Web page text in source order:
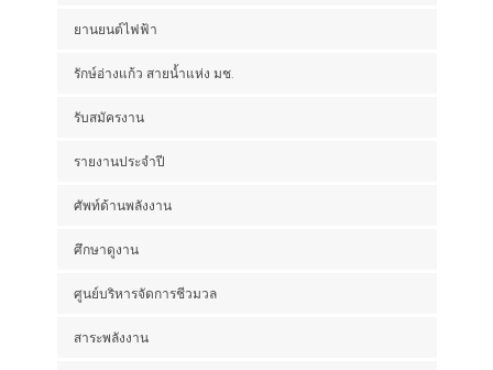
ยานยนต์ไฟฟ้า
รักษ์อ่างแก้ว สายน้ำแห่ง มช.
รับสมัครงาน
รายงานประจำปี
ศัพท์ด้านพลังงาน
ศึกษาดูงาน
ศูนย์บริหารจัดการชีวมวล
สาระพลังงาน